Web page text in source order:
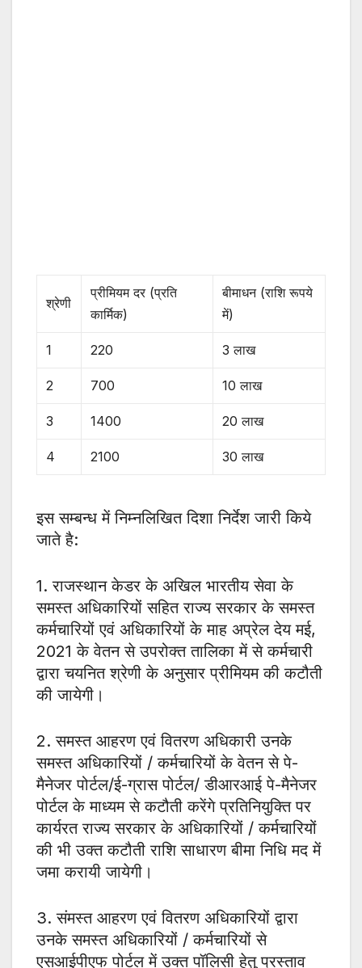
श्रेणी
प्रीमियम दर (प्रति
कार्मिक)
बीमाधन (राशि रूपये
में)
1 220 3 लाख
2 700 10 लाख
3 1400 20 लाख
4 2100 30 लाख
इस सम्बन्ध में निम्नलिखित दिशा निर्देश जारी किये
जाते है:
1. राजस्थान केडर के अखिल भारतीय सेवा के
समस्त अधिकारियों सहित राज्य सरकार के समस्त
कर्मचारियों एवं अधिकारियों के माह अप्रेल देय मई,
2021 के वेतन से उपरोक्त तालिका में से कर्मचारी
द्वारा चयनित श्रेणी के अनुसार प्रीमियम की कटौती
की जायेगी।
2. समस्त आहरण एवं वितरण अधिकारी उनके
समस्त अधिकारियों / कर्मचारियों के वेतन से पे-
मैनेजर पोर्टल/ई-ग्रास पोर्टल/ डीआरआई पे-मैनेजर
पोर्टल के माध्यम से कटौती करेंगे प्रतिनियुक्ति पर
कार्यरत राज्य सरकार के अधिकारियों / कर्मचारियों
की भी उक्त कटौती राशि साधारण बीमा निधि मद में
जमा करायी जायेगी।
3. संमस्त आहरण एवं वितरण अधिकारियों द्वारा
उनके समस्त अधिकारियों / कर्मचारियों से
एसआईपीएफ पोर्टल में उक्त पॉलिसी हेतु प्रस्ताव